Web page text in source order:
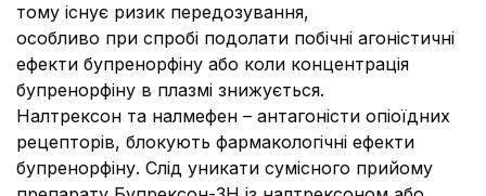
тому існує ризик передозування,
особливо при спробі подолати побічні агоністичні
ефекти бупренорфіну або коли концентрація
бупренорфіну в плазмі знижується.
Налтрексон та налмефен – антагоністи опіоїдних
рецепторів, блокують фармакологічні ефекти
бупренорфіну. Слід уникати сумісного прийому